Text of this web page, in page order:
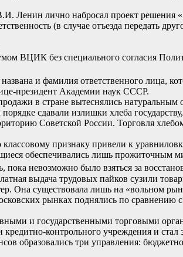
Ленин лично набросал проект решения
(в случае отъезда передать
ВЦИК без специального согласия
и фамилия ответственного лица,
президент Академии наук СССР.
в стране вытеснялись
сдавали излишки хлеба
Советской России. Торговля
признаку привели к
обеспечивались лишь прожиточным
невозможно было взяться за
выдача трудовых пайков сузили
Она существовала лишь на «вольном
рынках поднялись по сравнению
и государственными торговыми
контрольного учреждения и
образовались три управления: